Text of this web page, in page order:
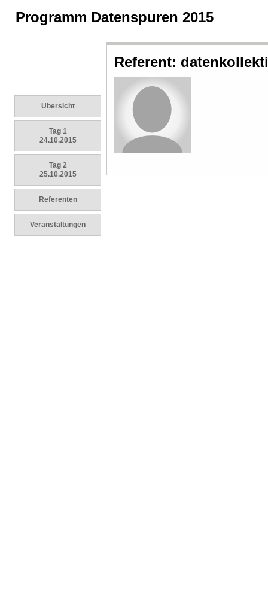
Programm Datenspuren 2015
Übersicht
Tag 1
24.10.2015
Tag 2
25.10.2015
Referenten
Veranstaltungen
Referent: